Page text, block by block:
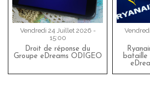
Vendredi 24 Juillet 2026 -
15:00
Droit de réponse du
Groupe eDreams ODIGEO
bataille